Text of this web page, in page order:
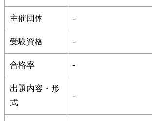
主催団体 -
受験資格 -
合格率 -
出題内容・形
式
-